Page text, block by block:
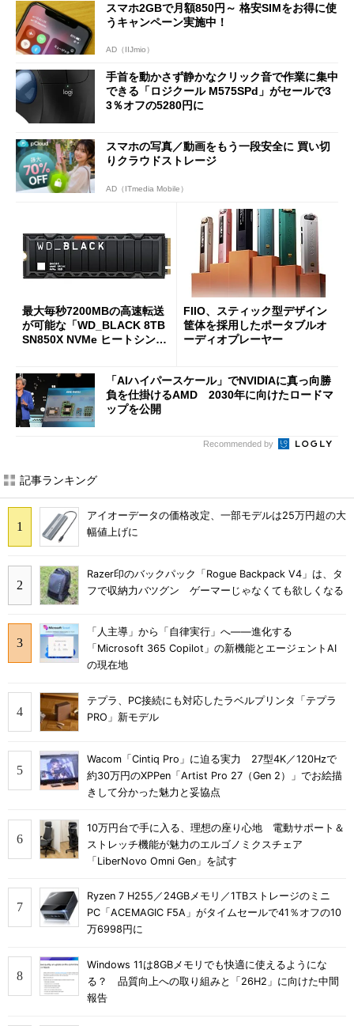
スマホ2GBで月額850円～ 格安SIMをお得に使
うキャンペーン実施中！
AD（IIJmio）
手首を動かさず静かなクリック音で作業に集中
できる「ロジクール M575SPd」がセールで3
3％オフの5280円に
スマホの写真／動画をもう一段安全に 買い切
りクラウドストレージ
AD（ITmedia Mobile）
最大毎秒7200MBの高速転送
が可能な「WD_BLACK 8TB
SN850X NVMe ヒートシンク
FIIO、スティック型デザイン
筐体を採用したポータブルオ
ーディオプレーヤー
「AIハイパースケール」でNVIDIAに真っ向勝
負を仕掛けるAMD 2030年に向けたロードマ
ップを公開
Recommended by
記事ランキング
アイオーデータの価格改定、一部モデルは25万円超の大
幅値上げに
Razer印のバックパック「Rogue Backpack V4」は、タ
フで収納力バツグン ゲーマーじゃなくても欲しくなる
「人主導」から「自律実行」へ――進化する
「Microsoft 365 Copilot」の新機能とエージェントAI
の現在地
テプラ、PC接続にも対応したラベルプリンタ「テプラ
PRO」新モデル
Wacom「Cintiq Pro」に迫る実力 27型4K／120Hzで
約30万円のXPPen「Artist Pro 27（Gen 2）」でお絵描
きして分かった魅力と妥協点
10万円台で手に入る、理想の座り心地 電動サポート＆
ストレッチ機能が魅力のエルゴノミクスチェア
「LiberNovo Omni Gen」を試す
Ryzen 7 H255／24GBメモリ／1TBストレージのミニ
PC「ACEMAGIC F5A」がタイムセールで41％オフの10
万6998円に
Windows 11は8GBメモリでも快適に使えるようにな
る？ 品質向上への取り組みと「26H2」に向けた中間
報告